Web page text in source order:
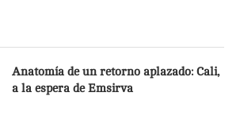
Anatomía de un retorno aplazado: Cali,
a la espera de Emsirva